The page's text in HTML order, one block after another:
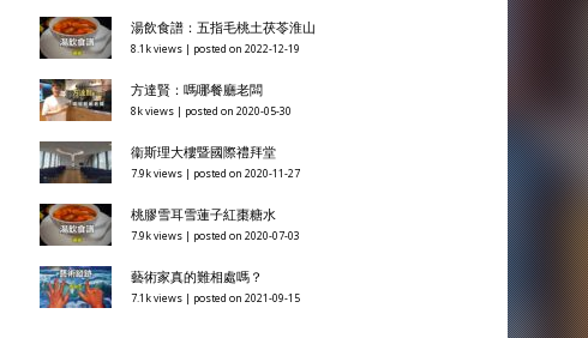
湯飲食譜：五指毛桃土茯苓淮山
8.1k views posted on 2022-12-19
方達賢：嗎哪餐廳老闆
8k views posted on 2020-05-30
衞斯理大樓暨國際禮拜堂
7.9k views posted on 2020-11-27
桃膠雪耳雪蓮子紅棗糖水
7.9k views posted on 2020-07-03
藝術家真的難相處嗎？
7.1k views posted on 2021-09-15